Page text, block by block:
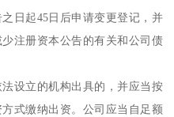
日起45日后申请变更登记，并
注册资本公告的有关和公司债
设立的机构出具的，并应当按
式缴纳出资。公司应当自足额